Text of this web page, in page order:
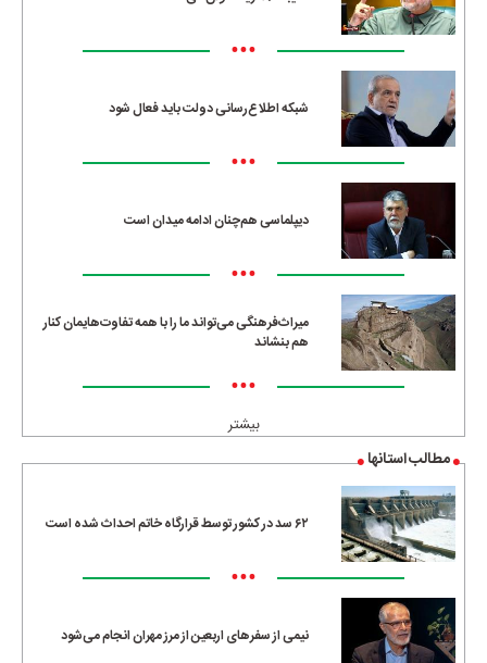
•••
شبکه اطلاع‌رسانی دولت باید فعال شود
•••
دیپلماسی هم‌چنان ادامه میدان است
•••
میراث‌فرهنگی می‌تواند ما را با همه تفاوت‌هایمان کنار
هم بنشاند
•••
بیشتر
مطالب استانها
۶۲ سد در کشور توسط قرارگاه خاتم احداث شده است
•••
نیمی از سفرهای اربعین از مرز مهران انجام می‌شود